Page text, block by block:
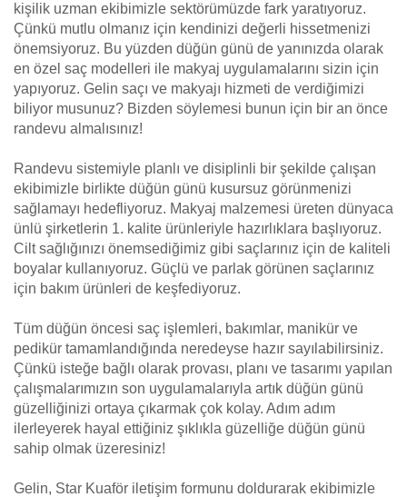
kişilik uzman ekibimizle sektörümüzde fark yaratıyoruz.
Çünkü mutlu olmanız için kendinizi değerli hissetmenizi
önemsiyoruz. Bu yüzden düğün günü de yanınızda olarak
en özel saç modelleri ile makyaj uygulamalarını sizin için
yapıyoruz. Gelin saçı ve makyajı hizmeti de verdiğimizi
biliyor musunuz? Bizden söylemesi bunun için bir an önce
randevu almalısınız!
Randevu sistemiyle planlı ve disiplinli bir şekilde çalışan
ekibimizle birlikte düğün günü kusursuz görünmenizi
sağlamayı hedefliyoruz. Makyaj malzemesi üreten dünyaca
ünlü şirketlerin 1. kalite ürünleriyle hazırlıklara başlıyoruz.
Cilt sağlığınızı önemsediğimiz gibi saçlarınız için de kaliteli
boyalar kullanıyoruz. Güçlü ve parlak görünen saçlarınız
için bakım ürünleri de keşfediyoruz.
Tüm düğün öncesi saç işlemleri, bakımlar, manikür ve
pedikür tamamlandığında neredeyse hazır sayılabilirsiniz.
Çünkü isteğe bağlı olarak provası, planı ve tasarımı yapılan
çalışmalarımızın son uygulamalarıyla artık düğün günü
güzelliğinizi ortaya çıkarmak çok kolay. Adım adım
ilerleyerek hayal ettiğiniz şıklıkla güzelliğe düğün günü
sahip olmak üzeresiniz!
Gelin, Star Kuaför iletişim formunu doldurarak ekibimizle